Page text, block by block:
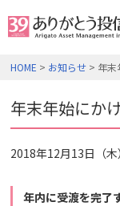
HOME > お知らせ > 年末
年末年始にか
2018年12月13日（木
年内に受渡を完了